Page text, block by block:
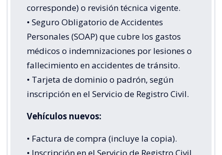
corresponde) o revisión técnica vigente.
• Seguro Obligatorio de Accidentes
Personales (SOAP) que cubre los gastos
médicos o indemnizaciones por lesiones o
fallecimiento en accidentes de tránsito.
• Tarjeta de dominio o padrón, según
inscripción en el Servicio de Registro Civil.
Vehículos nuevos:
• Factura de compra (incluye la copia).
• Inscripción en el Servicio de Registro Civil